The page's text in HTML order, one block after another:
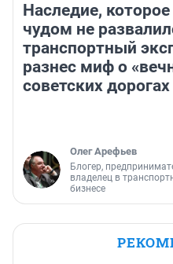
Наследие, которое
чудом не
транспортный
разнес миф о
советских дорогах
Олег Арефьев
Блогер,
владелец в
бизнесе